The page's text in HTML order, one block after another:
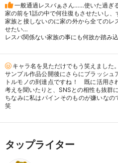
一般通過レスバぁさん……使いた過ぎ
家の前を1話の中で何往復もさせたいし
家族と接しないのに家の外から全てのレ
せたい…
レスバ関係ない家族の事にも何故か踏み
キャラ名を見ただけでもう笑えました
サンプル作品公開後にさらにブラッシ
トルモノの到達点ですね！ 既に活用さ
考えを聞いたりと、SNSとの相性も抜群
ちなみに私はパインそのものが嫌いな
笑
タップライター